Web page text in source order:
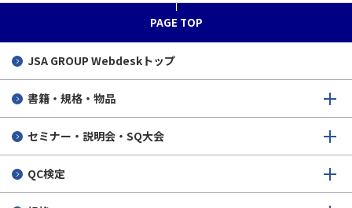
PAGE TOP
JSA GROUP Webdeskトップ
書籍・規格・物品
セミナー・説明会・SQ大会
QC検定